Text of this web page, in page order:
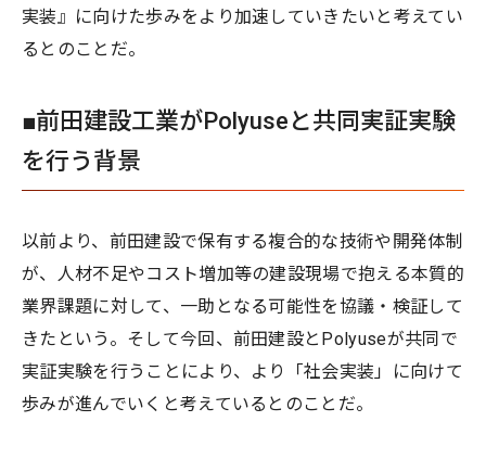
実装』に向けた歩みをより加速していきたいと考えてい
るとのことだ。
■前田建設工業がPolyuseと共同実証実験
を行う背景
以前より、前田建設で保有する複合的な技術や開発体制
が、人材不足やコスト増加等の建設現場で抱える本質的
業界課題に対して、一助となる可能性を協議・検証して
きたという。そして今回、前田建設とPolyuseが共同で
実証実験を行うことにより、より「社会実装」に向けて
歩みが進んでいくと考えているとのことだ。